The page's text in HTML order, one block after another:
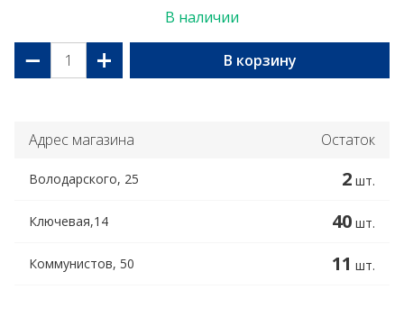
В наличии
− + В корзину
Адрес магазина Остаток
Володарского, 25 2 шт.
Ключевая,14 40 шт.
Коммунистов, 50 11 шт.